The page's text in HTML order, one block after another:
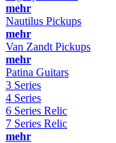
mehr
Nautilus Pickups
mehr
Van Zandt Pickups
mehr
Patina Guitars
3 Series
4 Series
6 Series Relic
7 Series Relic
mehr